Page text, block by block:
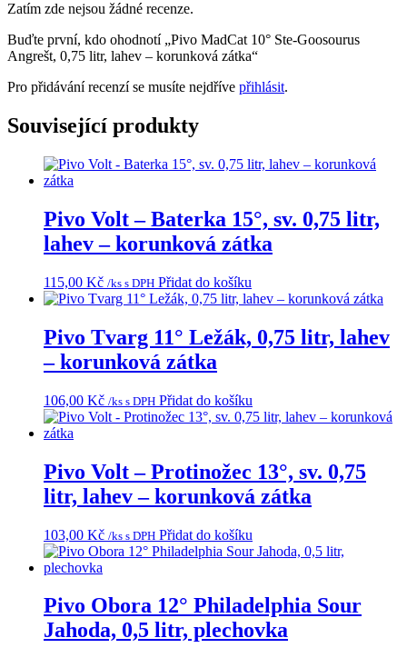
Zatím zde nejsou žádné recenze.
Buďte první, kdo ohodnotí „Pivo MadCat 10° Ste-Goosourus
Angrešt, 0,75 litr, lahev – korunková zátka“
Pro přidávání recenzí se musíte nejdříve přihlásit.
Související produkty
Pivo Volt – Baterka 15°, sv. 0,75 litr,
lahev – korunková zátka
115,00 Kč /ks s DPH Přidat do košíku
Pivo Tvarg 11° Ležák, 0,75 litr, lahev
– korunková zátka
106,00 Kč /ks s DPH Přidat do košíku
Pivo Volt – Protinožec 13°, sv. 0,75
litr, lahev – korunková zátka
103,00 Kč /ks s DPH Přidat do košíku
Pivo Obora 12° Philadelphia Sour
Jahoda, 0,5 litr, plechovka